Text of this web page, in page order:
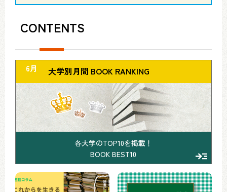
CONTENTS
大学別月間 BOOK RANKING
各大学のTOP10を掲載！
BOOK BEST10